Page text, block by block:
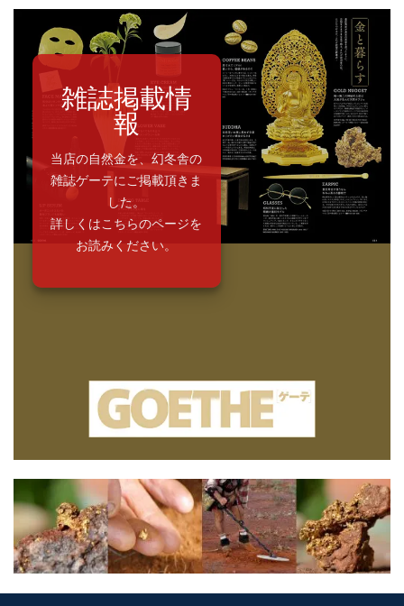
雑誌掲載情
報
当店の自然金を、幻冬舎の
雑誌ゲーテにご掲載頂きま
した。
詳しくはこちらのページを
お読みください。